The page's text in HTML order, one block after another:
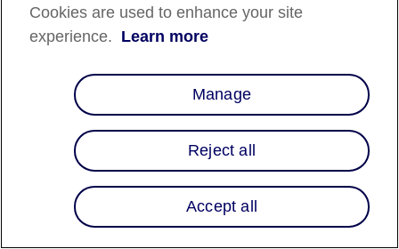
sable ou
simulation
avant de la
mettre en
of your
Adobe
Cookies are used to enhance your site
experience. Learn more
Manage
Reject all
Accept all